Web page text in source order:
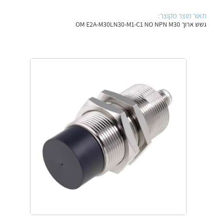
פתרונות וציוד לסביבה נפיצה EX
לכל מוצרי היצרן לכל מוצרי היצרן
תאור מוצר מקוצר:
גשש ארוך OM E2A-M30LN30-M1-C1 NO NPN M30